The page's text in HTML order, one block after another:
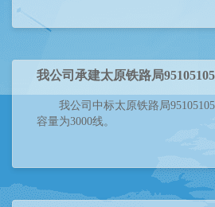
我公司承建太原铁路局
我公司中标太原铁路局
容量为3000线。